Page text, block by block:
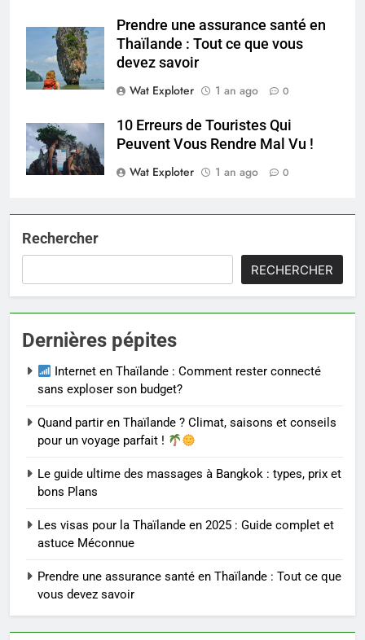
Prendre une assurance santé en
Thaïlande : Tout ce que vous
devez savoir
Wat Exploter
1 an ago 0
10 Erreurs de Touristes Qui
Peuvent Vous Rendre Mal Vu !
Wat Exploter
1 an ago 0
Rechercher
RECHERCHER
Dernières pépites
Internet en Thaïlande : Comment rester connecté
sans exploser son budget?
Quand partir en Thaïlande ? Climat, saisons et conseils
pour un voyage parfait !
Le guide ultime des massages à Bangkok : types, prix et
bons Plans
Les visas pour la Thaïlande en 2025 : Guide complet et
astuce Méconnue
Prendre une assurance santé en Thaïlande : Tout ce que
vous devez savoir